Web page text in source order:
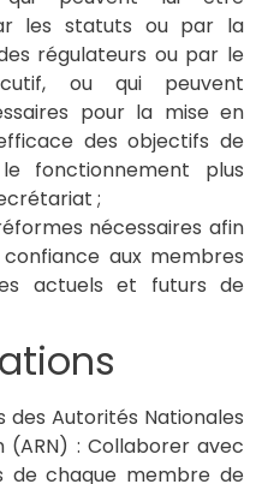
les statuts ou par la
régulateurs ou par le
ou qui peuvent
pour la mise en
des objectifs de
le fonctionnement plus
;
nécessaires afin
aux membres
actuels et futurs de
des Autorités Nationales
(ARN) : Collaborer avec
de chaque membre de